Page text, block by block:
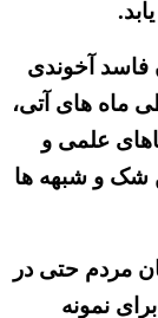
فاسد آخوندی
ماه های آتی،
علمی و
شک و شبهه ها
مردم حتی در
نمونه